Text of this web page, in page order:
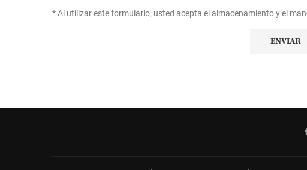
* Al utilizar este formulario, usted acepta el almacenamiento y el